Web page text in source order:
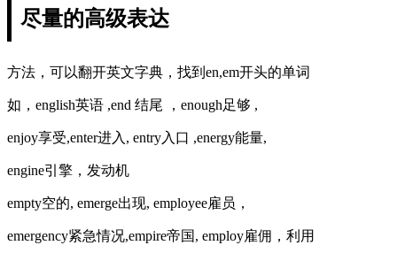
尽量的高级表达
方法，可以翻开英文字典，找到en,em开头的单词
如，english英语 ,end 结尾 ，enough足够 ,
enjoy享受,enter进入, entry入口 ,energy能量,
engine引擎，发动机
empty空的, emerge出现, employee雇员，
emergency紧急情况,empire帝国, employ雇佣，利用